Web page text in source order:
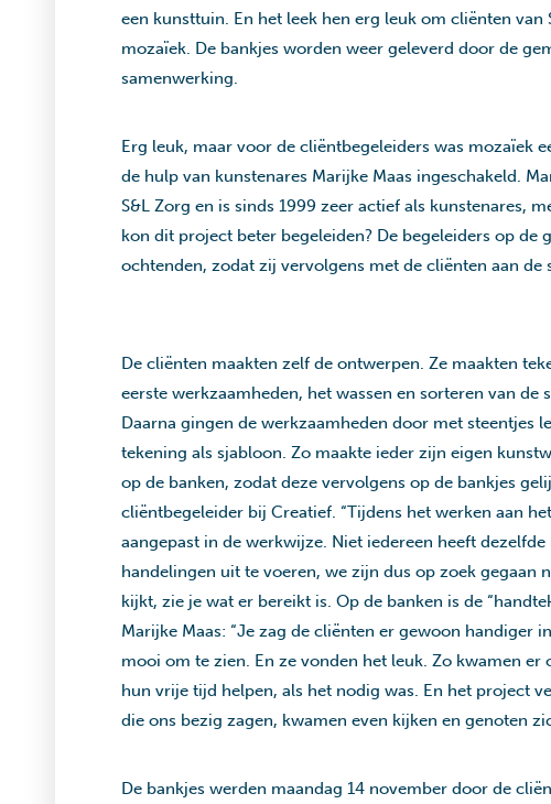
een kunsttuin. En het leek hen erg leuk om cliënten
mozaïek. De bankjes worden weer geleverd door de
samenwerking.
Erg leuk, maar voor de cliëntbegeleiders was mozaïek
de hulp van kunstenares Marijke Maas ingeschakeld.
S&L Zorg en is sinds 1999 zeer actief als kunstenares,
kon dit project beter begeleiden? De begeleiders op de
ochtenden, zodat zij vervolgens met de cliënten aan de
De cliënten maakten zelf de ontwerpen. Ze maakten
eerste werkzaamheden, het wassen en sorteren van de
Daarna gingen de werkzaamheden door met steentjes
tekening als sjabloon. Zo maakte ieder zijn eigen
op de banken, zodat deze vervolgens op de bankjes
cliëntbegeleider bij Creatief. “Tijdens het werken aan
aangepast in de werkwijze. Niet iedereen heeft
handelingen uit te voeren, we zijn dus op zoek gegaan
kijkt, zie je wat er bereikt is. Op de banken is de
Marijke Maas: “Je zag de cliënten er gewoon handiger
mooi om te zien. En ze vonden het leuk. Zo kwamen
hun vrije tijd helpen, als het nodig was. En het project
die ons bezig zagen, kwamen even kijken en genoten
De bankjes werden maandag 14 november door de